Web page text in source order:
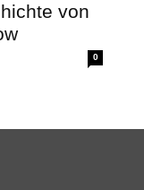
von
0